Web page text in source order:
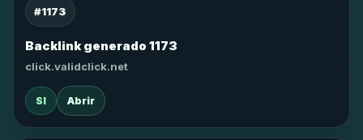
#1173
Backlink generado 1173
click.validclick.net
SI Abrir